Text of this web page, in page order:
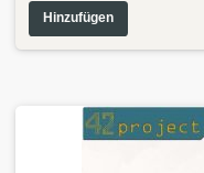
Hinzufügen